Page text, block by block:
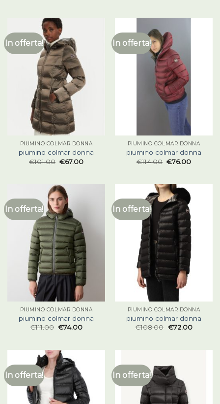
In offerta!
PIUMINO COLMAR DONNA
piumino colmar donna
€101.00 €67.00
In offerta!
PIUMINO COLMAR DONNA
piumino colmar donna
€114.00 €76.00
In offerta!
PIUMINO COLMAR DONNA
piumino colmar donna
€111.00 €74.00
In offerta!
PIUMINO COLMAR DONNA
piumino colmar donna
€108.00 €72.00
In offerta! In offerta!